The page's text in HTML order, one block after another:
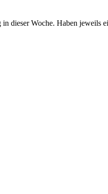
dieser Woche. Haben jeweils